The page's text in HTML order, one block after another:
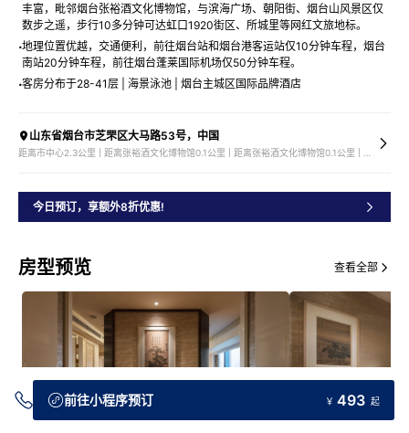
丰富，毗邻烟台张裕酒文化博物馆，与滨海广场、朝阳街、烟台山风景区仅
数步之遥，步行10多分钟可达虹口1920街区、所城里等网红文旅地标。
地理位置优越，交通便利，前往烟台站和烟台港客运站仅10分钟车程，烟台
南站20分钟车程，前往烟台蓬莱国际机场仅50分钟车程。
客房分布于28-41层 | 海景泳池 | 烟台主城区国际品牌酒店
山东省烟台市芝罘区大马路53号，中国
今日预订，享额外8折优惠!
房型预览 查看全部
前往小程序预订 ￥ 493 起